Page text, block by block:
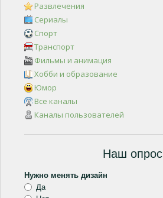
Развлечения
Сериалы
Спорт
Транспорт
Фильмы и анимация
Хобби и образование
Юмор
Все каналы
Каналы пользователей
Наш опрос
Нужно менять дизайн
Да